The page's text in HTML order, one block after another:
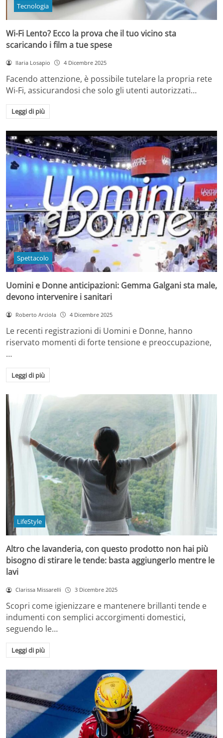
Tecnologia
Wi-Fi Lento? Ecco la prova che il tuo vicino sta
scaricando i film a tue spese
Ilaria Losapio 4 Dicembre 2025
Facendo attenzione, è possibile tutelare la propria rete
Wi-Fi, assicurandosi che solo gli utenti autorizzati…
Leggi di più
Spettacolo
Uomini e Donne anticipazioni: Gemma Galgani sta male,
devono intervenire i sanitari
Roberto Arciola 4 Dicembre 2025
Le recenti registrazioni di Uomini e Donne, hanno
riservato momenti di forte tensione e preoccupazione,
…
Leggi di più
LifeStyle
Altro che lavanderia, con questo prodotto non hai più
bisogno di stirare le tende: basta aggiungerlo mentre le
lavi
Clarissa Missarelli 3 Dicembre 2025
Scopri come igienizzare e mantenere brillanti tende e
indumenti con semplici accorgimenti domestici,
seguendo le…
Leggi di più